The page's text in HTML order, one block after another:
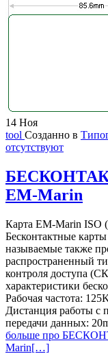
14 Ноя
tool Созданно в
отсутствуют
EM-Marin
Карта EM-Marin ISO
Бесконтактные
называемые также
распространенный
контроля доступа
характеристики
Рабочая частота:
Дистанция работы с
передачи данных:
больше про
Marin[…]